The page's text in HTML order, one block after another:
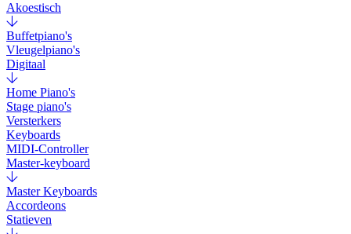
Akoestisch
Buffetpiano's
Vleugelpiano's
Digitaal
Home Piano's
Stage piano's
Versterkers
Keyboards
MIDI-Controller
Master-keyboard
Master Keyboards
Accordeons
Statieven